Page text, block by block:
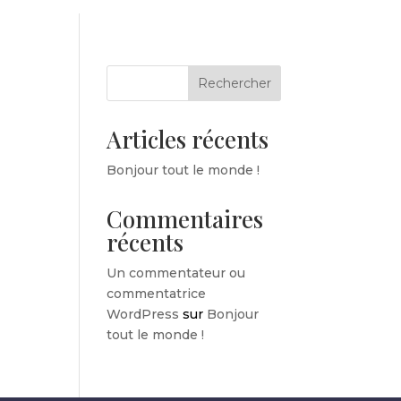
Rechercher
Articles récents
Bonjour tout le monde !
Commentaires
récents
Un commentateur ou
commentatrice
WordPress sur Bonjour
tout le monde !